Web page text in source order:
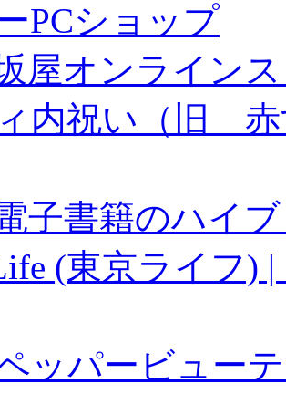
PCショップ
屋オンライン
内祝い（旧 赤
子書籍のハイ
(東京ライフ)
ッパービュー